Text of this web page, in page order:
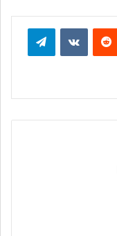
‏Reddit
‏VKontakte تيلقرام